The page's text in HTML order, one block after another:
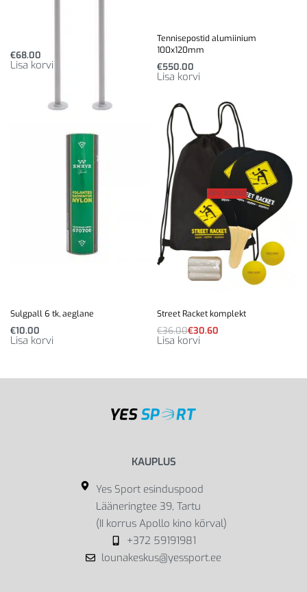
€68.00
Lisa korvi
Tennisepostid alumiinium
100x120mm
€550.00
Lisa korvi
Sulgpall 6 tk, aeglane
€10.00
Lisa korvi
-15% SOODUS
Street Racket komplekt
€36.00€30.60
Lisa korvi
KAUPLUS
Yes Sport esinduspood
Lääneringtee 39, Tartu
(II korrus Apollo kino kõrval)
+372 59191981
lounakeskus@yessport.ee